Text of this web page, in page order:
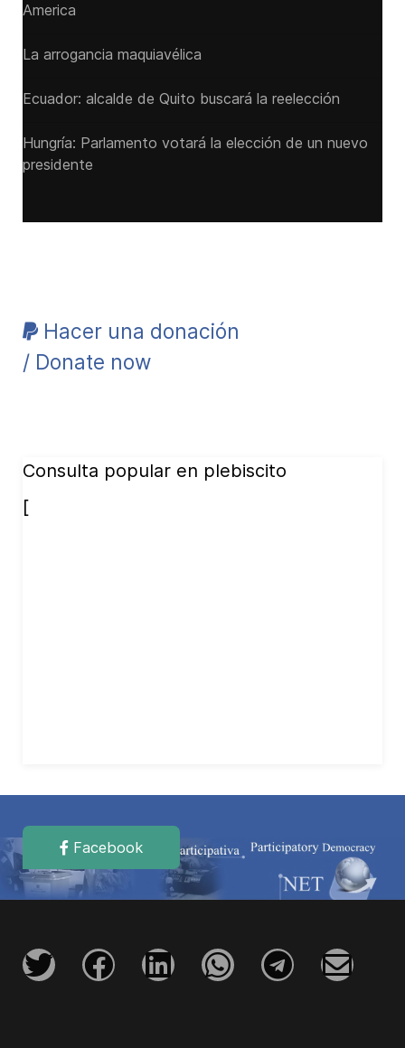
America
La arrogancia maquiavélica
Ecuador: alcalde de Quito buscará la reelección
Hungría: Parlamento votará la elección de un nuevo
presidente
Hacer una donación
/ Donate now
Consulta popular en plebiscito
[
Facebook